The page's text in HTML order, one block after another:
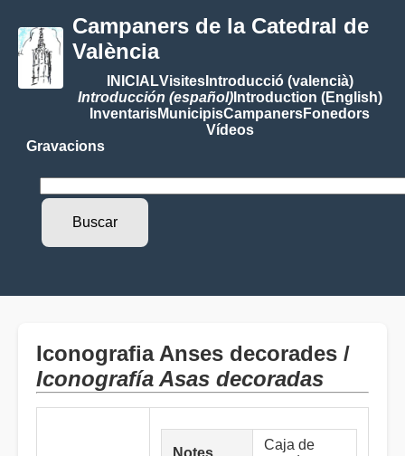
Campaners de la Catedral de
València
INICIALVisitesIntroducció (valencià)
Introducción (español)Introduction (English)
InventarisMunicipisCampanersFonedors
Vídeos
Gravacions
Iconografia Anses decorades /
Iconografía Asas decoradas
Notes
Caja de